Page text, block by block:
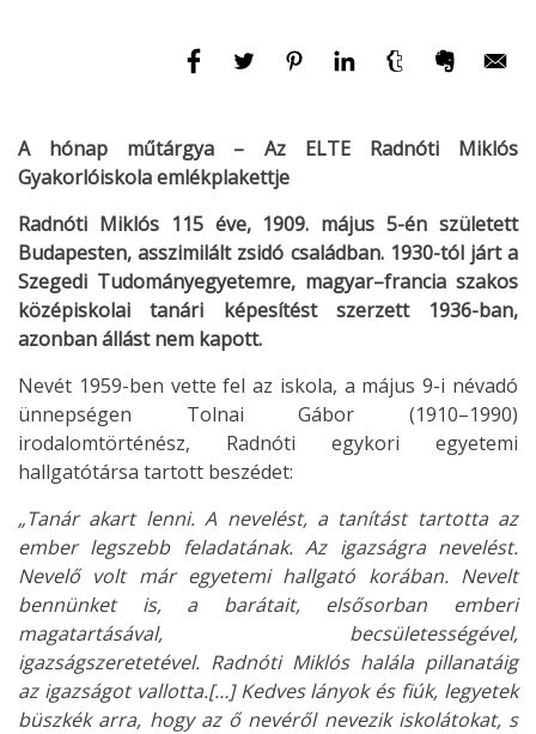
A hónap műtárgya – Az ELTE Radnóti Miklós
Gyakorlóiskola emlékplakettje
Radnóti Miklós 115 éve, 1909. május 5-én született
Budapesten, asszimilált zsidó családban. 1930-tól járt a
Szegedi Tudományegyetemre, magyar–francia szakos
középiskolai tanári képesítést szerzett 1936-ban,
azonban állást nem kapott.
Nevét 1959-ben vette fel az iskola, a május 9-i névadó
ünnepségen Tolnai Gábor (1910–1990)
irodalomtörténész, Radnóti egykori egyetemi
hallgatótársa tartott beszédet:
„Tanár akart lenni. A nevelést, a tanítást tartotta az
ember legszebb feladatának. Az igazságra nevelést.
Nevelő volt már egyetemi hallgató korában. Nevelt
bennünket is, a barátait, elsősorban emberi
magatartásával, becsületességével,
igazságszeretetével. Radnóti Miklós halála pillanatáig
az igazságot vallotta.[…] Kedves lányok és fiúk, legyetek
büszkék arra, hogy az ő nevéről nevezik iskolátokat, s